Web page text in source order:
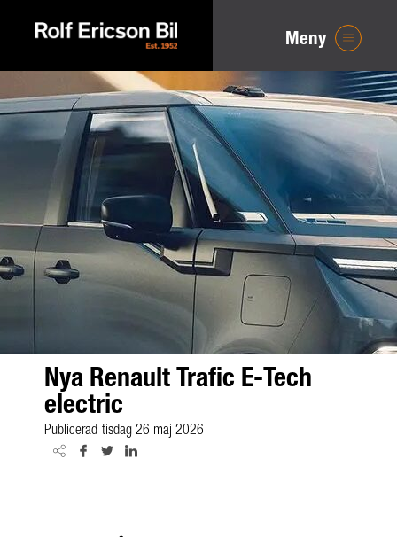
Meny
Nya Renault Trafic E-Tech
electric
Publicerad tisdag 26 maj 2026